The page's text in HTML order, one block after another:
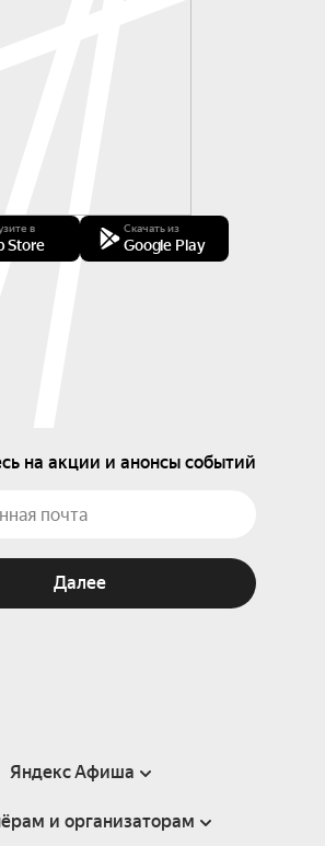
в
Store
Скачать из
Google Play
на акции и анонсы событий
Далее
Яндекс Афиша
Справка
и организаторам